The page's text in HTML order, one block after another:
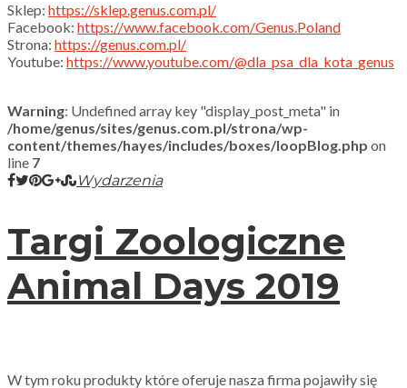
Sklep: https://sklep.genus.com.pl/
Facebook: https://www.facebook.com/Genus.Poland
Strona: https://genus.com.pl/
Youtube: https://www.youtube.com/@dla_psa_dla_kota_genus
Warning: Undefined array key "display_post_meta" in
/home/genus/sites/genus.com.pl/strona/wp-
content/themes/hayes/includes/boxes/loopBlog.php on
line 7
Wydarzenia
Targi Zoologiczne
Animal Days 2019
W tym roku produkty które oferuje nasza firma pojawiły się